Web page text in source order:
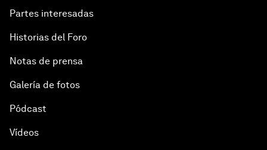
Partes interesadas
Historias del Foro
Notas de prensa
Galería de fotos
Pódcast
Vídeos